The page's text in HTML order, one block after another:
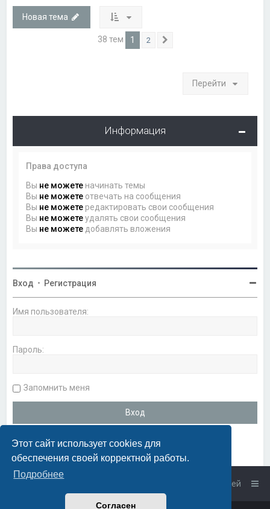
Этот сайт использует cookies для
обеспечения своей корректной работы.
Подробнее
Согласен
Новая тема
38 тем 1 2
Перейти
Информация
Права доступа
Вы не можете начинать темы
Вы не можете отвечать на сообщения
Вы не можете редактировать свои сообщения
Вы не можетеудалять свои сообщения
Вы не можете добавлять вложения
Вход • Регистрация
Имя пользователя:
Пароль:
Запомнить меня
Связаться с администрацией